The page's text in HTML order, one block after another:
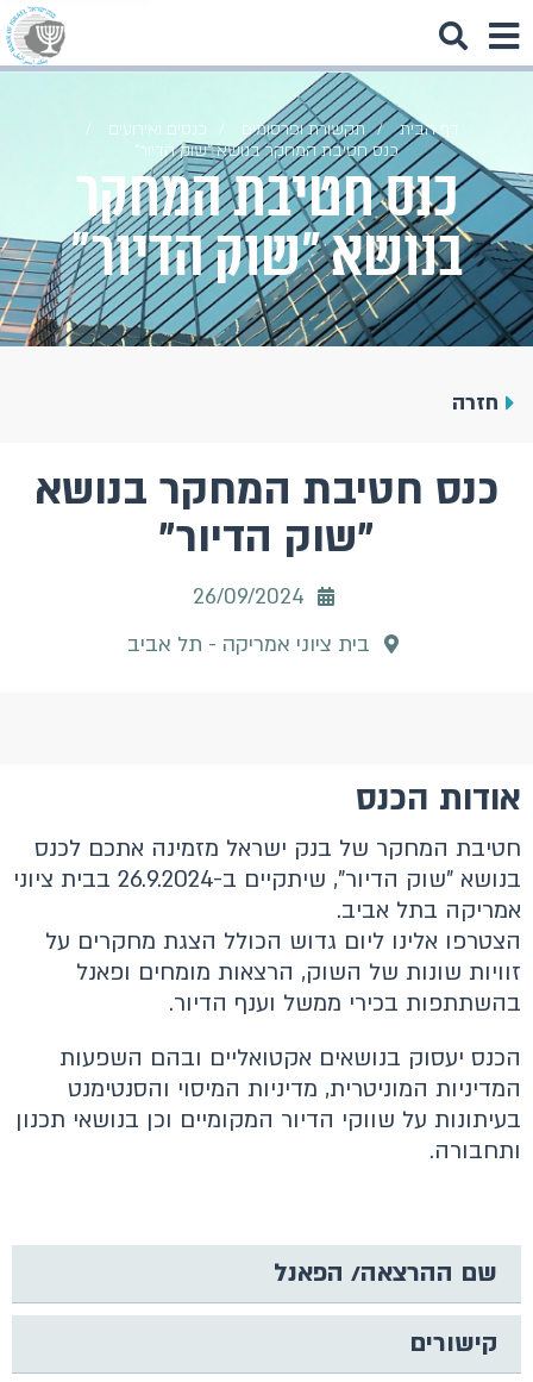
דף הבית תקשורת ופרסומים
כנסים ואירועים
כנס חטיבת המחקר בנושא "שוק הדיור"
כנס חטיבת המחקר
בנושא "שוק הדיור"
חזרה
כנס חטיבת המחקר בנושא
"שוק הדיור"
26/09/2024
בית ציוני אמריקה - תל אביב
אודות הכנס
חטיבת המחקר של בנק ישראל מזמינה אתכם לכנס
בנושא "שוק הדיור", שיתקיים ב-26.9.2024 בבית ציוני
אמריקה בתל אביב.
הצטרפו אלינו ליום גדוש הכולל הצגת מחקרים על
זוויות שונות של השוק, הרצאות מומחים ופאנל
בהשתתפות בכירי ממשל וענף הדיור.
הכנס יעסוק בנושאים אקטואליים ובהם השפעות
המדיניות המוניטרית, מדיניות המיסוי והסנטימנט
בעיתונות על שווקי הדיור המקומיים וכן בנושאי תכנון
ותחבורה.
שם ההרצאה/ הפאנל
קישורים